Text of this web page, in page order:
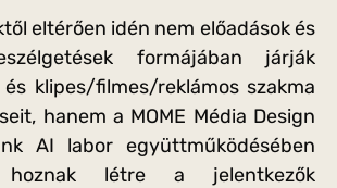
eltérően idén nem előadások és
formájában járják
klipes/filmes/reklámos szakma
hanem a MOME Média Design
AI labor együttműködésében
hoznak létre a jelentkezők